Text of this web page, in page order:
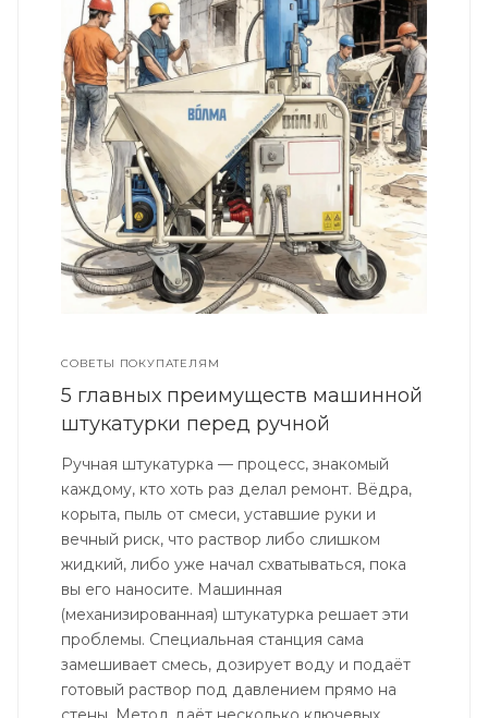
СОВЕТЫ ПОКУПАТЕЛЯМ
5 главных преимуществ машинной
штукатурки перед ручной
Ручная штукатурка — процесс, знакомый
каждому, кто хоть раз делал ремонт. Вёдра,
корыта, пыль от смеси, уставшие руки и
вечный риск, что раствор либо слишком
жидкий, либо уже начал схватываться, пока
вы его наносите. Машинная
(механизированная) штукатурка решает эти
проблемы. Специальная станция сама
замешивает смесь, дозирует воду и подаёт
готовый раствор под давлением прямо на